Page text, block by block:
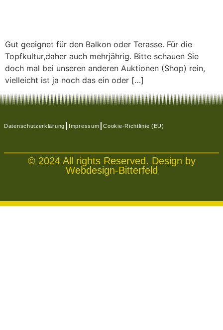
Gut geeignet für den Balkon oder Terasse. Für die
Topfkultur,daher auch mehrjährig. Bitte schauen Sie
doch mal bei unseren anderen Auktionen (Shop) rein,
vielleicht ist ja noch das ein oder […]
Datenschutzerklärung Impressum Cookie-Richtlinie (EU)
© 2024 All rights Reserved. Design by
Webdesign-Bitterfeld